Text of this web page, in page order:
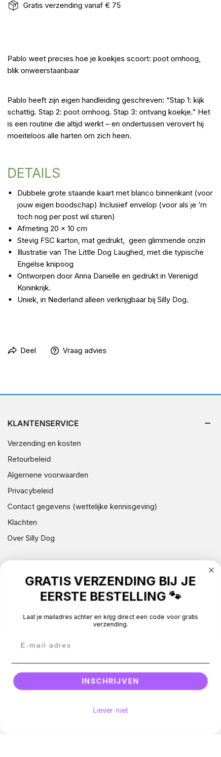
Gratis verzending vanaf € 75
Pablo weet precies hoe je koekjes scoort: poot omhoog,
blik onweerstaanbaar
Pablo heeft zijn eigen handleiding geschreven: “Stap 1: kijk
schattig. Stap 2: poot omhoog. Stap 3: ontvang koekje.” Het
is een routine die altijd werkt – en ondertussen verovert hij
moeiteloos alle harten om zich heen.
DETAILS
Dubbele grote staande kaart met blanco binnenkant (voor
jouw eigen boodschap) Inclusief envelop (voor als je ’m
toch nog per post wil sturen)
Afmeting 20 x 10 cm
Stevig FSC karton, mat gedrukt, geen glimmende onzin
Illustratie van The Little Dog Laughed, met die typische
Engelse knipoog
Ontworpen door Anna Danielle en gedrukt in Verenigd
Koninkrijk.
Uniek, in Nederland alleen verkrijgbaar bij Silly Dog.
Deel Vraag advies
KLANTENSERVICE
Verzending en kosten
Retourbeleid
Algemene voorwaarden
Privacybeleid
Contact gegevens (wettelijke kennisgeving)
Klachten
Over Silly Dog
CONTACT
BEOORDELINGEN
© 2026 -Silly Dog.All rights reserved.
GRATIS VERZENDING BIJ JE
EERSTE BESTELLING 🐾
Laat je mailadres achter en krijg direct een code voor gratis
verzending.
INSCHRIJVEN
Liever niet